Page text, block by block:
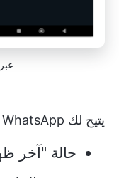
عبر
يتيح لك WhatsApp ضبط من يمكنه عرض:
حالة "آخر